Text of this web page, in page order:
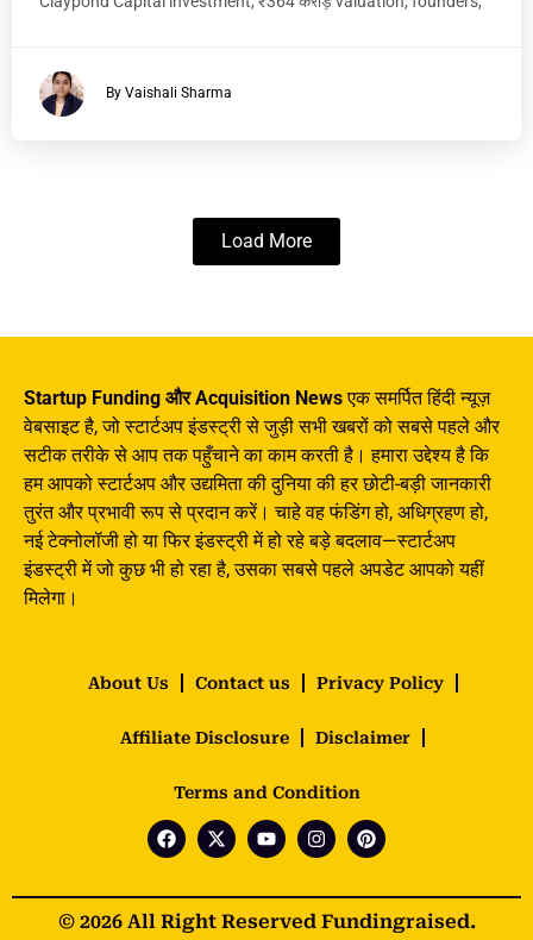
By Vaishali Sharma
Load More
Startup Funding और Acquisition Newsएक समर्पित हिंदी न्यूज़
वेबसाइट है, जो स्टार्टअप इंडस्ट्री से जुड़ी सभी खबरों को सबसे पहले और
सटीक तरीके से आप तक पहुँचाने का काम करती है। हमारा उद्देश्य है कि
हम आपको स्टार्टअप और उद्यमिता की दुनिया की हर छोटी-बड़ी जानकारी
तुरंत और प्रभावी रूप से प्रदान करें। चाहे वह फंडिंग हो, अधिग्रहण हो,
नई टेक्नोलॉजी हो या फिर इंडस्ट्री में हो रहे बड़े बदलाव—स्टार्टअप
इंडस्ट्री में जो कुछ भी हो रहा है, उसका सबसे पहले अपडेट आपको यहीं
मिलेगा।
About Us Contact us Privacy Policy
Affiliate Disclosure Disclaimer
Terms and Condition
© 2026 All Right Reserved Fundingraised.